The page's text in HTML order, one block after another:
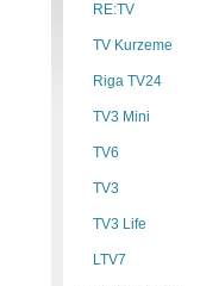
RE:TV
TV Kurzeme
Riga TV24
TV3 Mini
TV6
TV3
TV3 Life
LTV7